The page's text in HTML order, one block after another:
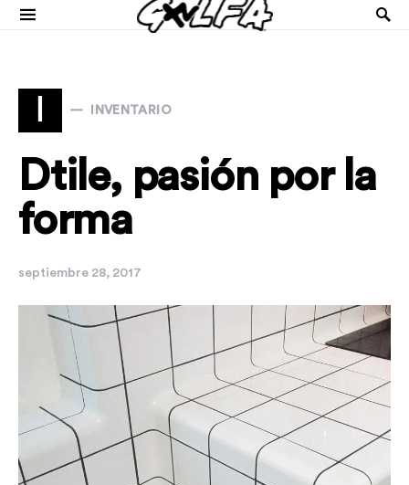
I INVENTARIO
Dtile, pasión por la
forma
septiembre 28, 2017